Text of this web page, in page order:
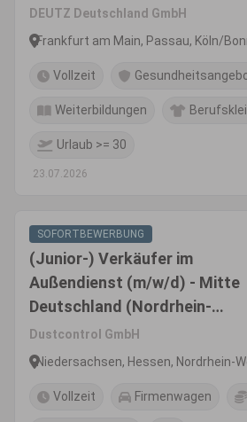
DEUTZ Deutschland GmbH
Frankfurt am Main, Passau, Köln/
Vollzeit
Weiterbildungen
Urlaub >= 30
23.07.2026
SOFORTBEWERBUNG
(Junior-) Verkäufer im
Außendienst (m/w/d) - Mitte
Deutschland (Nordrhein-
Westfalen, Nord-Hessen,
Thüringen, Sachsen)
Dustcontrol GmbH
Niedersachsen, Hessen, Nordrhein-
Vollzeit Firmenwagen